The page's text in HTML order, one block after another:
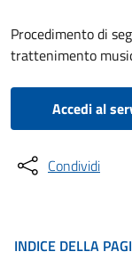
Procedimento di
trattenimento
Accedi al
Condividi
INDICE DELLA